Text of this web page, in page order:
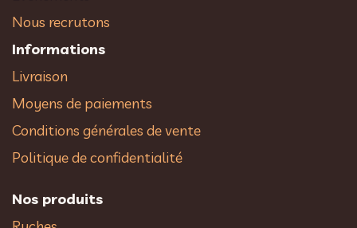
Nous recrutons
Informations
Livraison
Moyens de paiements
Conditions générales de vente
Politique de confidentialité
Nos produits